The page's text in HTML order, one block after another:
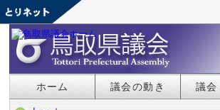
ホーム 議会の動き 議会